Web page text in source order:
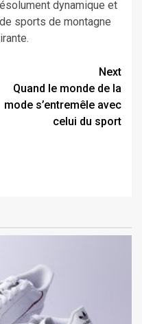
dynamique et
sports de montagne
Next
Quand le monde de la
mode s’entremêle avec
celui du sport